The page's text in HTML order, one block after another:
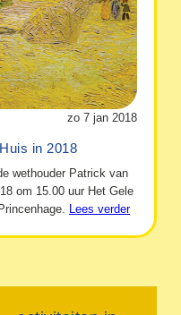
zo 7 jan 2018
in 2018
wethouder Patrick van
om 15.00 uur Het Gele
Lees verder